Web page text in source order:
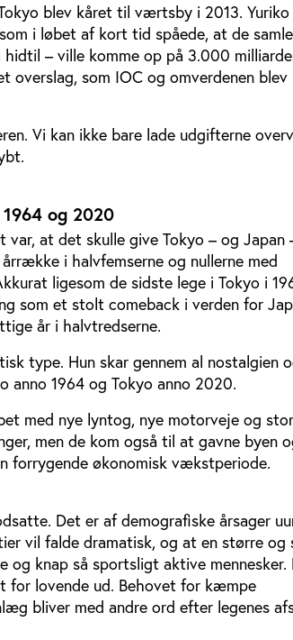
blev kåret til værtsby i 2013. Yuriko
i løbet af kort tid spåede, at de
– ville komme op på 3.000
overslag, som IOC og omverdenen blev
Vi kan ikke bare lade udgifterne
og 2020
at det skulle give Tokyo – og Japan
i halvfemserne og nullerne med
ligesom de sidste lege i Tokyo i
som et stolt comeback i verden for
år i halvtredserne.
type. Hun skar gennem al nostalgien
anno 1964 og Tokyo anno 2020.
med nye lyntog, nye motorveje og
men de kom også til at gavne byen
forrygende økonomisk vækstperiode.
Det er af demografiske årsager
vil falde dramatisk, og at en større og
knap så sportsligt aktive mennesker.
for lovende ud. Behovet for kæmpe
bliver med andre ord efter legenes